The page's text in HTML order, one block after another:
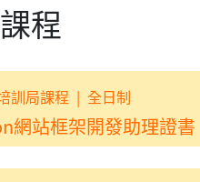
程
訓局課程 | 全日制
網站框架開發助理證書